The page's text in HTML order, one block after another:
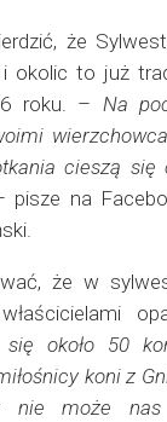
że
i okolic to już
roku. – Na
cieszą
pisze na
że w
się około 50
koni z
nie może nas